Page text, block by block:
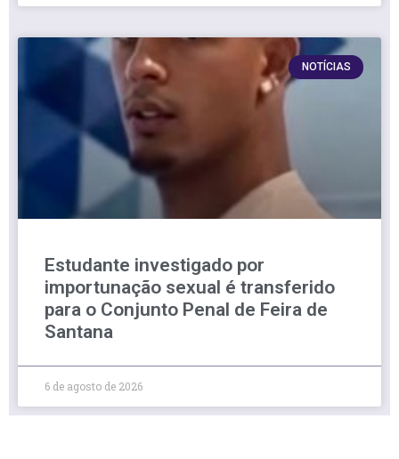
NOTÍCIAS
Estudante investigado por
importunação sexual é transferido
para o Conjunto Penal de Feira de
Santana
6 de agosto de 2026